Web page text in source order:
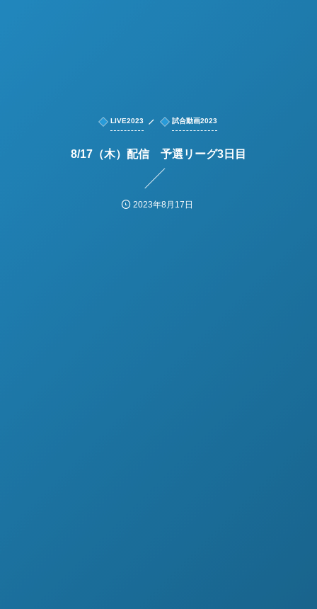
LIVE2023 試合動画2023
8/17（木）配信 予選リーグ3日目
2023年8月17日